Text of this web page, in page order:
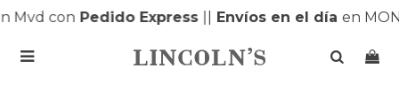
Mvd conPedido Express|| Envíos en el díaen
